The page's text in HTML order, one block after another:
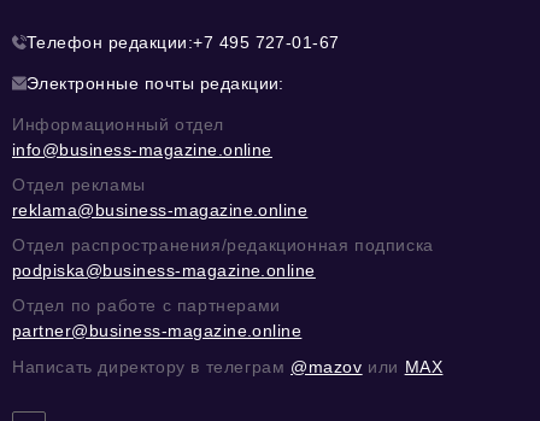
Телефон редакции:+7 495 727-01-67
Электронные почты редакции:
Информационный отдел
info@business-magazine.online
Отдел рекламы
reklama@business-magazine.online
Отдел распространения/редакционная подписка
podpiska@business-magazine.online
Отдел по работе с партнерами
partner@business-magazine.online
Написать директору в телеграм @mazov или MAX